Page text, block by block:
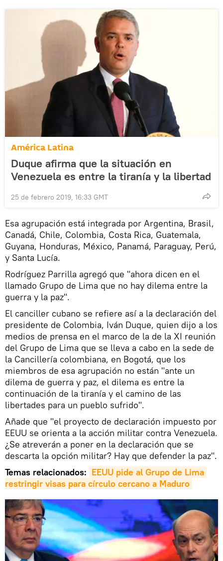
América Latina
Duque afirma que la situación en
Venezuela es entre la tiranía y la libertad
25 de febrero 2019, 16:33 GMT
Esa agrupación está integrada por Argentina, Brasil,
Canadá, Chile, Colombia, Costa Rica, Guatemala,
Guyana, Honduras, México, Panamá, Paraguay, Perú,
y Santa Lucía.
Rodríguez Parrilla agregó que "ahora dicen en el
llamado Grupo de Lima que no hay dilema entre la
guerra y la paz".
El canciller cubano se refiere así a la declaración del
presidente de Colombia, Iván Duque, quien dijo a los
medios de prensa en el marco de la de la XI reunión
del Grupo de Lima que se lleva a cabo en la sede de
la Cancillería colombiana, en Bogotá, que los
miembros de esa agrupación no están "ante un
dilema de guerra y paz, el dilema es entre la
continuación de la tiranía y el camino de las
libertades para un pueblo sufrido".
Añade que "el proyecto de declaración impuesto por
EEUU se orienta a la acción militar contra Venezuela.
¿Se atreverán a poner en la declaración que se
descarta la opción militar? Hay que defender la paz".
Temas relacionados: EEUU pide al Grupo de Lima
restringir visas para círculo cercano a Maduro